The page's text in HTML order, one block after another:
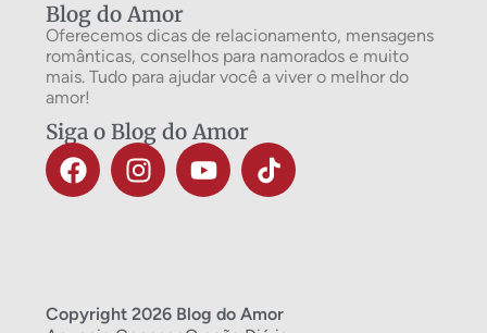
Blog do Amor
Oferecemos dicas de relacionamento, mensagens
românticas, conselhos para namorados e muito
mais. Tudo para ajudar você a viver o melhor do
amor!
Siga o Blog do Amor
Copyright 2026 Blog do Amor